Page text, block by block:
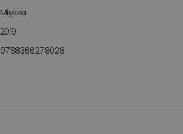
Miękka
2019
9788366278028